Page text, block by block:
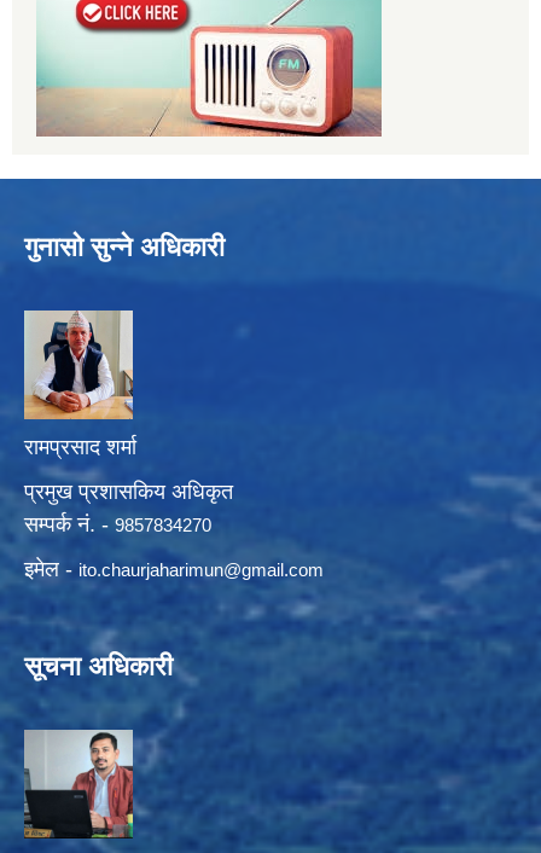
गुनासो सुन्ने अधिकारी
रामप्रसाद शर्मा
प्रमुख प्रशासकिय अधिकृत
सम्पर्क नं. - 9857834270
इमेल - ito.chaurjaharimun@gmail.com
सूचना अधिकारी